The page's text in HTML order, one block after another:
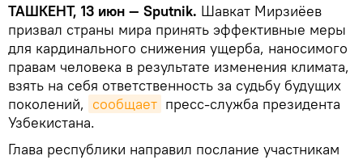
ТАШКЕНТ, 13 июн — Sputnik. Шавкат Мирзиёев
призвал страны мира принять эффективные меры
для кардинального снижения ущерба, наносимого
правам человека в результате изменения климата,
взять на себя ответственность за судьбу будущих
поколений, сообщает пресс-служба президента
Узбекистана.
Глава республики направил послание участникам